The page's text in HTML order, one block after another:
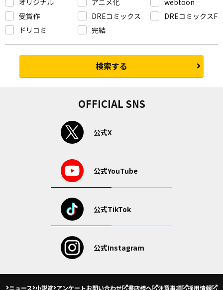
オリジナル
アニメ化
webtoon
受賞作
DREコミックス
DREコミックスF
ドリコミ
完結
検索する
OFFICIAL SNS
公式X
公式YouTube
公式TikTok
公式Instagram
ニュース 小説賞 アンケートお問い合わせ 書店様へ 注意事項 採用情報